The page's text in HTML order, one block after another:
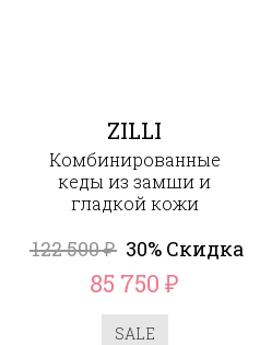
ZILLI
Комбинированные
кеды из замши и
гладкой кожи
122 500₽ 30% Скидка
85 750₽
SALE